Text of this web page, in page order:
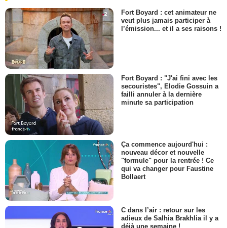
Fort Boyard : cet animateur ne
veut plus jamais participer à
l’émission... et il a ses raisons !
Fort Boyard : "J'ai fini avec les
secouristes", Elodie Gossuin a
failli annuler à la dernière
minute sa participation
Ça commence aujourd'hui :
nouveau décor et nouvelle
"formule" pour la rentrée ! Ce
qui va changer pour Faustine
Bollaert
C dans l’air : retour sur les
adieux de Salhia Brakhlia il y a
déjà une semaine !